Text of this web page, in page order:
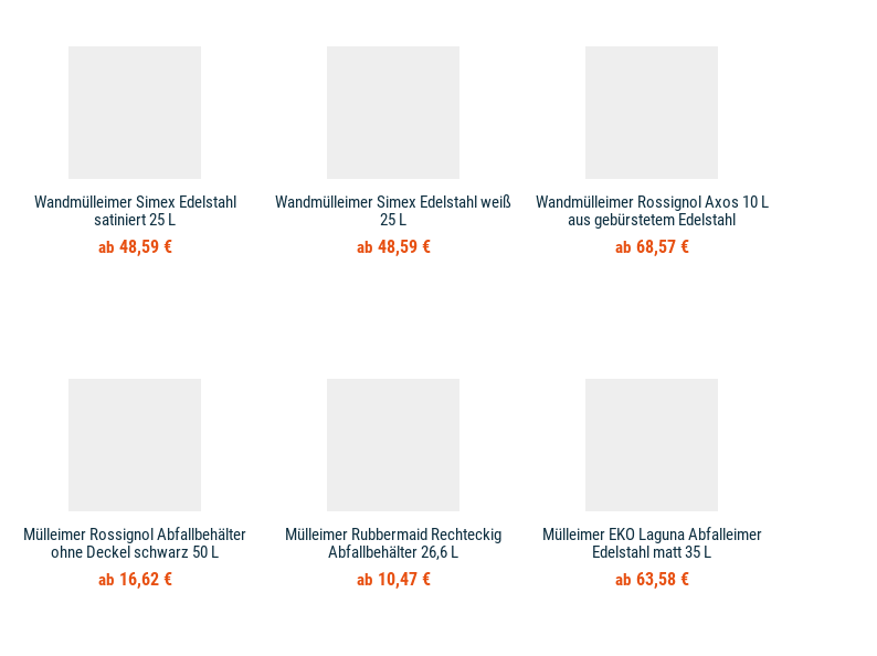
Wandmülleimer Simex Edelstahl
satiniert 25 L
48,59 €
Wandmülleimer Simex Edelstahl weiß
25 L
48,59 €
Wandmülleimer Rossignol Axos 10 L
aus gebürstetem Edelstahl
68,57 €
Mülleimer Rossignol Abfallbehälter
ohne Deckel schwarz 50 L
16,62 €
Mülleimer Rubbermaid Rechteckig
Abfallbehälter 26,6 L
10,47 €
Mülleimer EKO Laguna Abfalleimer
Edelstahl matt 35 L
63,58 €